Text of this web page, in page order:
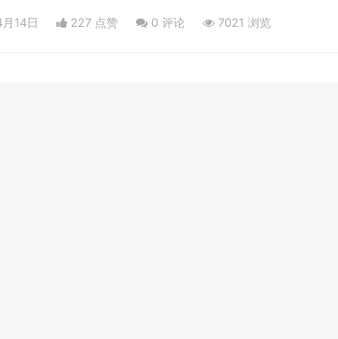
14日 227 点赞 0 评论 7021 浏览